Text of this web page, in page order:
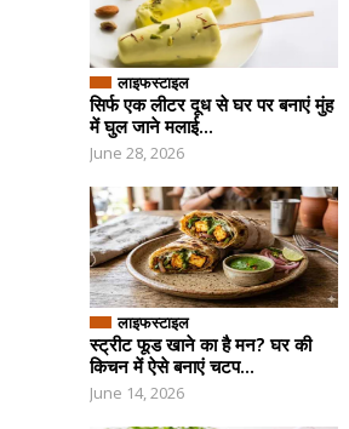
लाइफस्टाइल
सिर्फ एक लीटर दूध से घर पर बनाएं मुंह
में घुल जाने मलाई...
June 28, 2026
लाइफस्टाइल
स्ट्रीट फूड खाने का है मन? घर की
किचन में ऐसे बनाएं चटप...
June 14, 2026